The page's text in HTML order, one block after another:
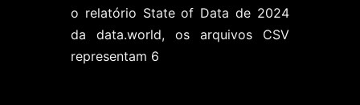
o relatório State of Data de 2024
da data.world, os arquivos CSV
representam 6